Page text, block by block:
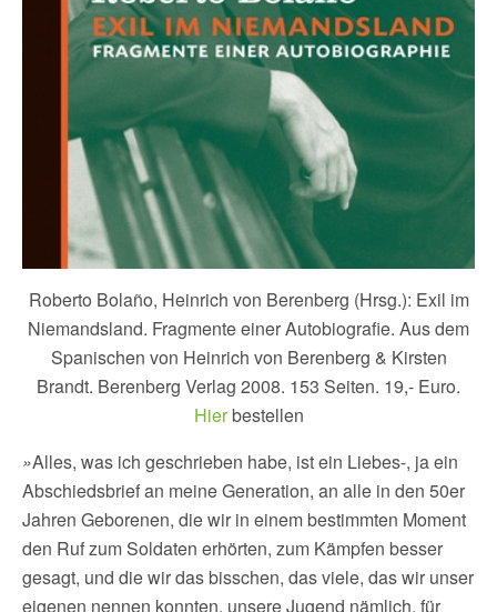
Roberto Bolaño, Heinrich von Berenberg (Hrsg.): Exil im
Niemandsland. Fragmente einer Autobiografie. Aus dem
Spanischen von Heinrich von Berenberg & Kirsten
Brandt. Berenberg Verlag 2008. 153 Seiten. 19,- Euro.
Hierbestellen
»Alles, was ich geschrieben habe, ist ein Liebes-, ja ein
Abschiedsbrief an meine Generation, an alle in den 50er
Jahren Geborenen, die wir in einem bestimmten Moment
den Ruf zum Soldaten erhörten, zum Kämpfen besser
gesagt, und die wir das bisschen, das viele, das wir unser
eigenen nennen konnten, unsere Jugend nämlich, für